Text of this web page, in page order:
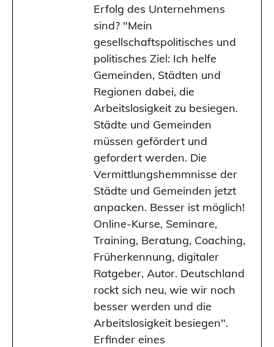
Erfolg des Unternehmens
sind? "Mein
gesellschaftspolitisches und
politisches Ziel: Ich helfe
Gemeinden, Städten und
Regionen dabei, die
Arbeitslosigkeit zu besiegen.
Städte und Gemeinden
müssen gefördert und
gefordert werden. Die
Vermittlungshemmnisse der
Städte und Gemeinden jetzt
anpacken. Besser ist möglich!
Online-Kurse, Seminare,
Training, Beratung, Coaching,
Früherkennung, digitaler
Ratgeber, Autor. Deutschland
rockt sich neu, wie wir noch
besser werden und die
Arbeitslosigkeit besiegen".
Erfinder eines